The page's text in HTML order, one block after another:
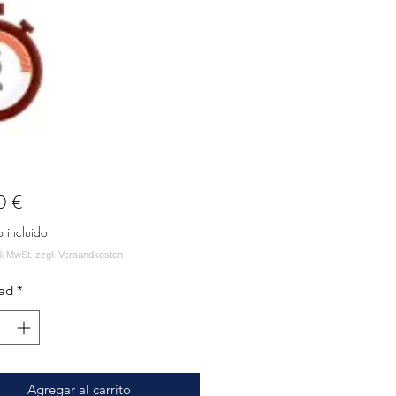
€Precio
incluido
*
Agregar al carrito